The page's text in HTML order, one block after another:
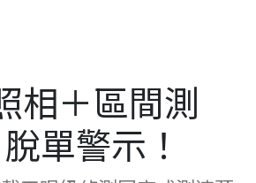
相＋區間測
單警示！